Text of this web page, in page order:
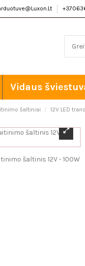
Vidaus
šaltiniai 12V LED